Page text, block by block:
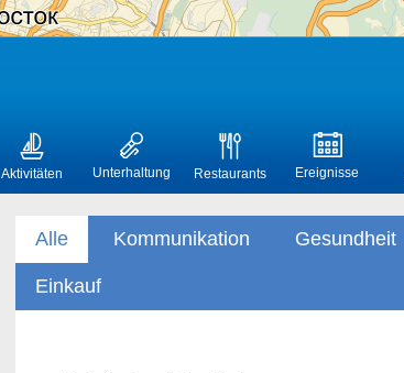
Aktivitäten Unterhaltung Restaurants Ereignisse
Alle Kommunikation Gesundheit
Einkauf